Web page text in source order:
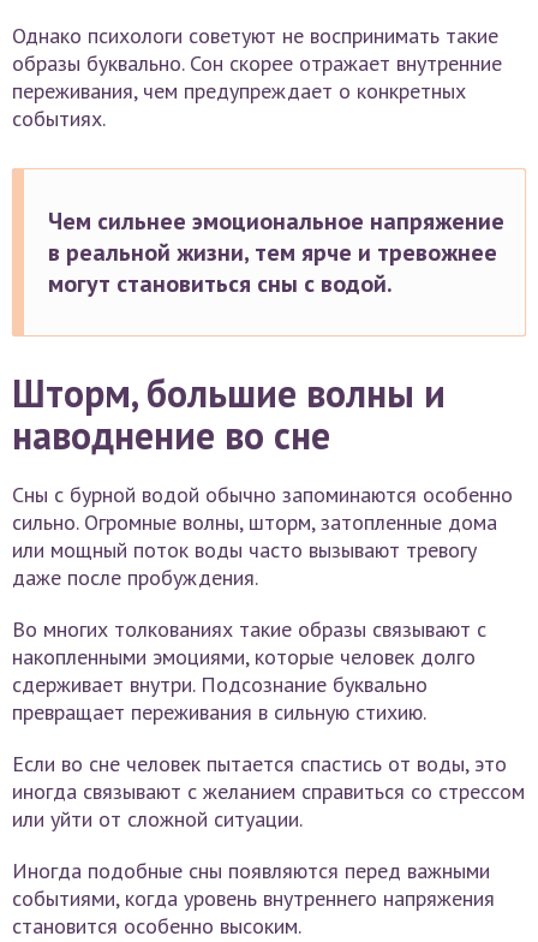
Однако психологи советуют не воспринимать такие
образы буквально. Сон скорее отражает внутренние
переживания, чем предупреждает о конкретных
событиях.
Чем сильнее эмоциональное напряжение
в реальной жизни, тем ярче и тревожнее
могут становиться сны с водой.
Шторм, большие волны и
наводнение во сне
Сны с бурной водой обычно запоминаются особенно
сильно. Огромные волны, шторм, затопленные дома
или мощный поток воды часто вызывают тревогу
даже после пробуждения.
Во многих толкованиях такие образы связывают с
накопленными эмоциями, которые человек долго
сдерживает внутри. Подсознание буквально
превращает переживания в сильную стихию.
Если во сне человек пытается спастись от воды, это
иногда связывают с желанием справиться со стрессом
или уйти от сложной ситуации.
Иногда подобные сны появляются перед важными
событиями, когда уровень внутреннего напряжения
становится особенно высоким.